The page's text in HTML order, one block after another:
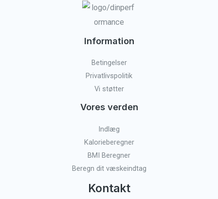
Information
Betingelser
Privatlivspolitik
Vi støtter
Vores verden
Indlæg
Kalorieberegner
BMI Beregner
Beregn dit væskeindtag
Kontakt